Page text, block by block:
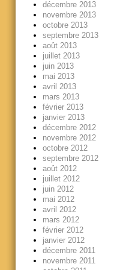
décembre 2013
novembre 2013
octobre 2013
septembre 2013
août 2013
juillet 2013
juin 2013
mai 2013
avril 2013
mars 2013
février 2013
janvier 2013
décembre 2012
novembre 2012
octobre 2012
septembre 2012
août 2012
juillet 2012
juin 2012
mai 2012
avril 2012
mars 2012
février 2012
janvier 2012
décembre 2011
novembre 2011